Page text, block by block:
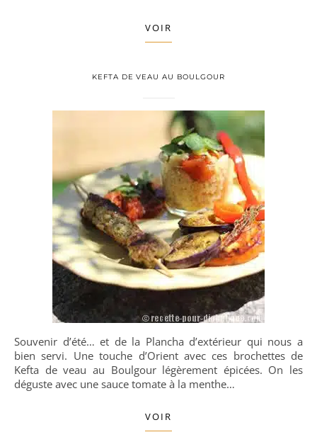
VOIR
KEFTA DE VEAU AU BOULGOUR
Souvenir d’été… et de la Plancha d’extérieur qui nous a
bien servi. Une touche d’Orient avec ces brochettes de
Kefta de veau au Boulgour légèrement épicées. On les
déguste avec une sauce tomate à la menthe…
VOIR